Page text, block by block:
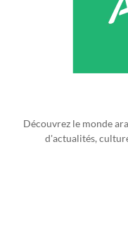
Découvrez le monde
d'actualités,